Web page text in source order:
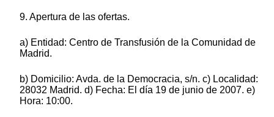
9. Apertura de las ofertas.
a) Entidad: Centro de Transfusión de la Comunidad de
Madrid.
b) Domicilio: Avda. de la Democracia, s/n. c) Localidad:
28032 Madrid. d) Fecha: El día 19 de junio de 2007. e)
Hora: 10:00.